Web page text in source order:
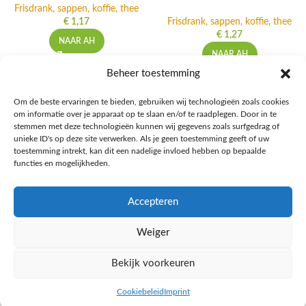
Beheer toestemming
Om de beste ervaringen te bieden, gebruiken wij technologieën zoals cookies
om informatie over je apparaat op te slaan en/of te raadplegen. Door in te
stemmen met deze technologieën kunnen wij gegevens zoals surfgedrag of
unieke ID's op deze site verwerken. Als je geen toestemming geeft of uw
toestemming intrekt, kan dit een nadelige invloed hebben op bepaalde
functies en mogelijkheden.
Accepteren
Weiger
Bekijk voorkeuren
Cookiebeleid Imprint
Frisdrank, sappen, koffie, thee
€ 1,17
NAAR AH
Frisdrank, sappen, koffie, thee
€ 1,27
NAAR AH
Ontdek de beste keto-vriendelijke keuzes van Albert Heijn, verrijk je
kennis met onze diepgaande blogs over het keto-dieet, en deel jouw
favoriete keto recepten in onze bruisende online gemeenschap!
Ketomaaltijd.nl 2025